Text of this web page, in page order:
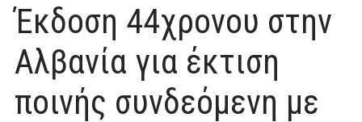
Έκδοση 44χρονου στην
Αλβανία για έκτιση
ποινής συνδεόμενη με